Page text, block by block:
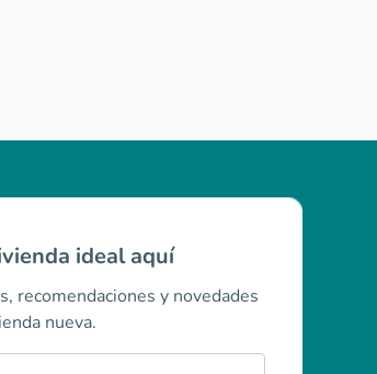
ideal aquí
recomendaciones y novedades
nueva.